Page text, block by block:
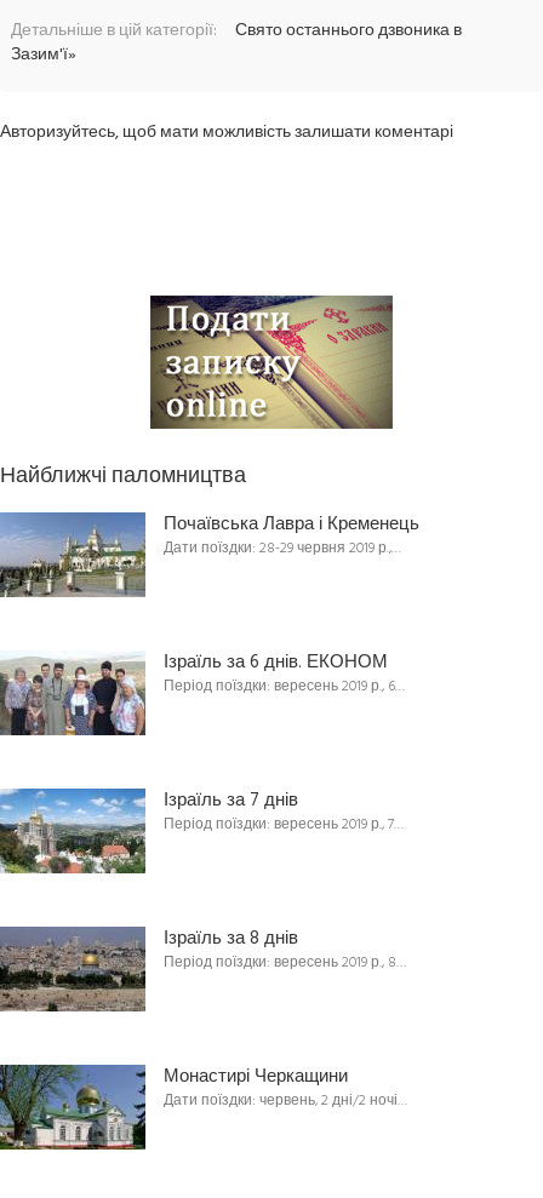
Детальніше в цій категорії:
Свято останнього дзвоника в
Зазим'ї»
Авторизуйтесь, щоб мати можливість залишати коментарі
Найближчі паломництва
Почаївська Лавра і Кременець
Дати поїздки: 28-29 червня 2019 р.,…
Ізраїль за 6 днів. ЕКОНОМ
Період поїздки: вересень 2019 р., 6…
Ізраїль за 7 днів
Період поїздки: вересень 2019 р., 7…
Ізраїль за 8 днів
Період поїздки: вересень 2019 р., 8…
Монастирі Черкащини
Дати поїздки: червень, 2 дні/2 ночі…